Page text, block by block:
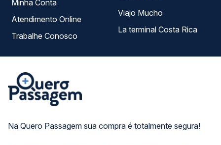
Na Quero Passagem sua compra é totalmente segura!
Minha Conta
Atendimento Online
Trabalhe Conosco
Viajo Mucho
La terminal Costa Rica